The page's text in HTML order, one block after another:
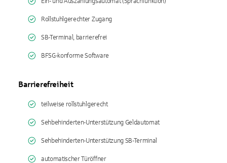
Rollstuhlgerechter Zugang
SB-Terminal, barrierefrei
BFSG-konforme Software
Barrierefreiheit
teilweise rollstuhlgerecht
Sehbehinderten-Unterstützung Geldautomat
Sehbehinderten-Unterstützung SB-Terminal
automatischer Türöffner